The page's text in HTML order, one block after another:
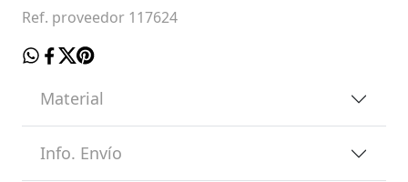
Ref. proveedor 117624
Material
Info. Envío